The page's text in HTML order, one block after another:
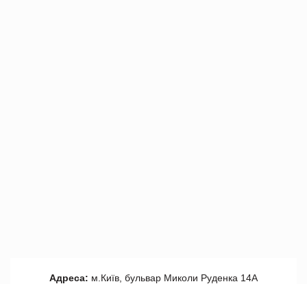
Адреса: м.Київ, бульвар Миколи Руденка 14А